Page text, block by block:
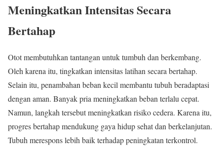
Meningkatkan Intensitas Secara
Bertahap
Otot membutuhkan tantangan untuk tumbuh dan berkembang.
Oleh karena itu, tingkatkan intensitas latihan secara bertahap.
Selain itu, penambahan beban kecil membantu tubuh beradaptasi
dengan aman. Banyak pria meningkatkan beban terlalu cepat.
Namun, langkah tersebut meningkatkan risiko cedera. Karena itu,
progres bertahap mendukung gaya hidup sehat dan berkelanjutan.
Tubuh merespons lebih baik terhadap peningkatan terkontrol.